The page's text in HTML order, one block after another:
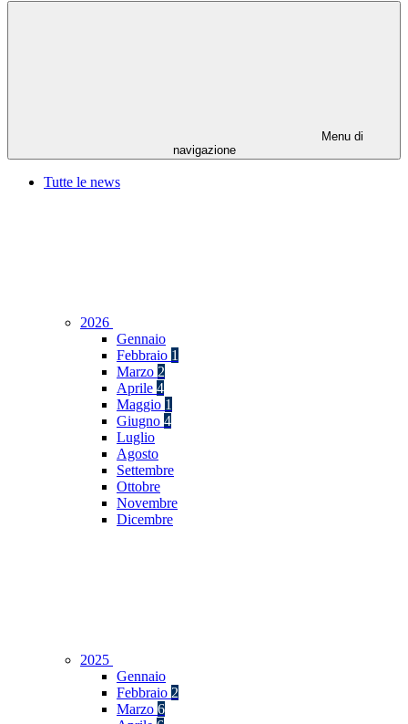
Menu di
navigazione
Tutte le news
2026
Gennaio
Febbraio 1
Marzo 2
Aprile 4
Maggio 1
Giugno 4
Luglio
Agosto
Settembre
Ottobre
Novembre
Dicembre
2025
Gennaio
Febbraio 2
Marzo 6